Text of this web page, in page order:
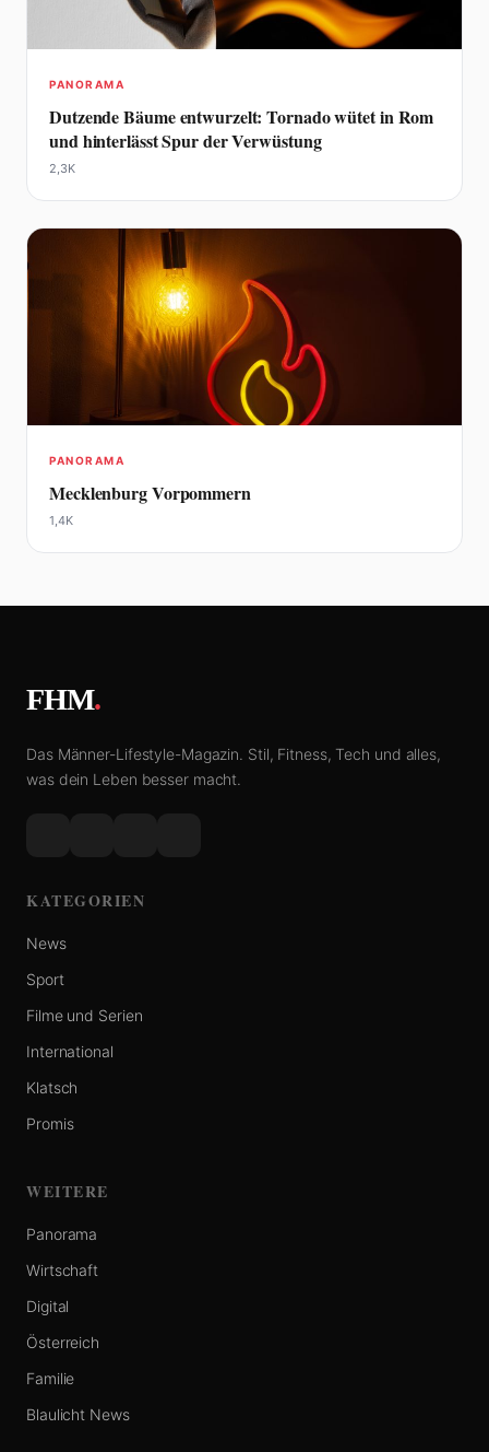
PANORAMA
Dutzende Bäume entwurzelt: Tornado wütet in Rom
und hinterlässt Spur der Verwüstung
2,3K
PANORAMA
Mecklenburg Vorpommern
1,4K
FHM.
Das Männer-Lifestyle-Magazin. Stil, Fitness, Tech und alles,
was dein Leben besser macht.
KATEGORIEN
News
Sport
Filme und Serien
International
Klatsch
Promis
WEITERE
Panorama
Wirtschaft
Digital
Österreich
Familie
Blaulicht News